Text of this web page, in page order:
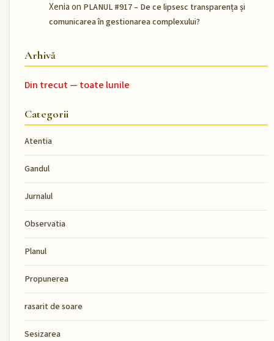
Xeniaon PLANUL #917 – De ce lipsesc transparența și
comunicarea în gestionarea complexului?
Arhivă
Din trecut — toate lunile
Categorii
Atentia
Gandul
Jurnalul
Observatia
Planul
Propunerea
rasarit de soare
Sesizarea